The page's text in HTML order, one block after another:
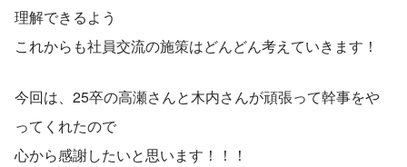
理解できるよう
これからも社員交流の施策はどんどん考えていきます！
今回は、25卒の高瀬さんと木内さんが頑張って幹事をや
ってくれたので
心から感謝したいと思います！！！